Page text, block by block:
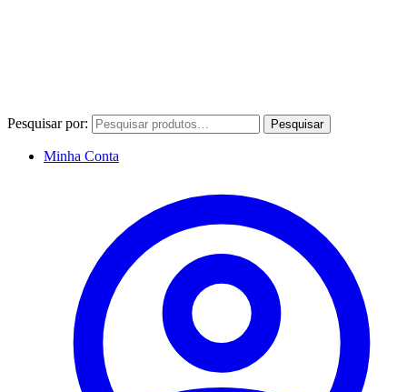
Pesquisar por: Pesquisar
Minha Conta